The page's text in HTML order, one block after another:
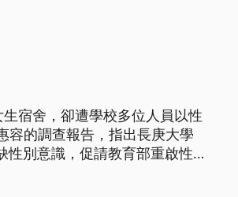
宿舍，卻遭學校多位人員以性
容的調查報告，指出長庚大學
別意識，促請教育部重啟性平